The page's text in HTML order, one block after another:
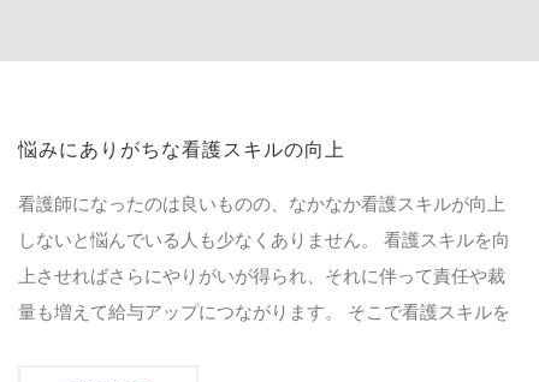
悩みにありがちな看護スキルの向上
看護師になったのは良いものの、なかなか看護スキルが向上
しないと悩んでいる人も少なくありません。 看護スキルを向
上させればさらにやりがいが得られ、それに伴って責任や裁
量も増えて給与アップにつながります。 そこで看護スキルを